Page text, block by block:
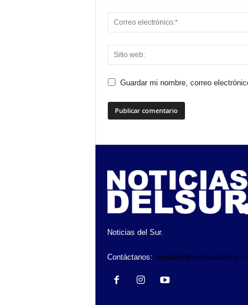
Guardar mi nombre, correo
Noticias del Sur.
Contáctanos: contacto@noticiasdelsur.cl